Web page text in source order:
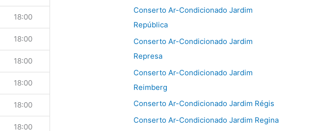
18:00
18:00
18:00
18:00
18:00
18:00
Conserto Ar-Condicionado Jardim
República
Conserto Ar-Condicionado Jardim
Represa
Conserto Ar-Condicionado Jardim
Reimberg
Conserto Ar-Condicionado Jardim Régis
Conserto Ar-Condicionado Jardim Regina